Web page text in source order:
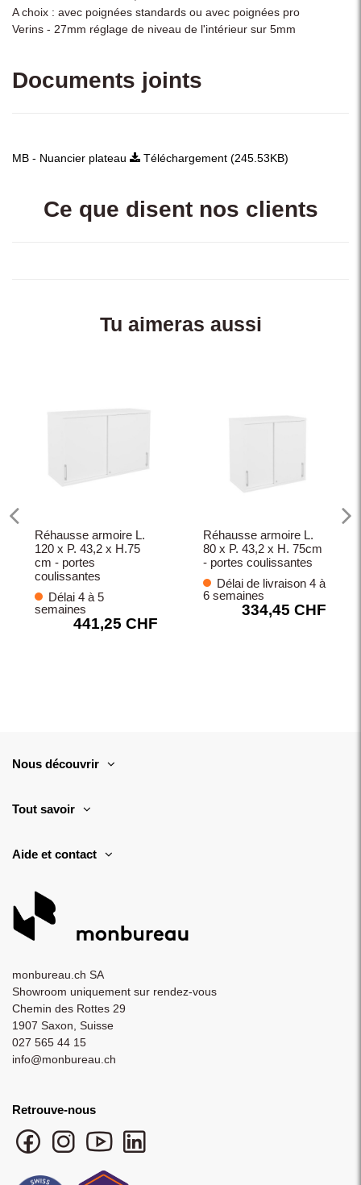
A choix : avec poignées standards ou avec poignées pro
Verins - 27mm réglage de niveau de l'intérieur sur 5mm
Documents joints
MB - Nuancier plateau Téléchargement (245.53KB)
Ce que disent nos clients
Tu aimeras aussi
Réhausse armoire L.
120 x P. 43,2 x H.75
cm - portes
coulissantes
Délai 4 à 5
semaines
441,25 CHF
Réhausse armoire L.
80 x P. 43,2 x H. 75cm
- portes coulissantes
Délai de livraison 4 à
6 semaines
334,45 CHF
Nous découvrir
Tout savoir
Aide et contact
monbureau.ch SA
Showroom uniquement sur rendez-vous
Chemin des Rottes 29
1907 Saxon, Suisse
027 565 44 15
info@monbureau.ch
Retrouve-nous
Facebook monbureau
Instagram monbureau
YouTube monbureau